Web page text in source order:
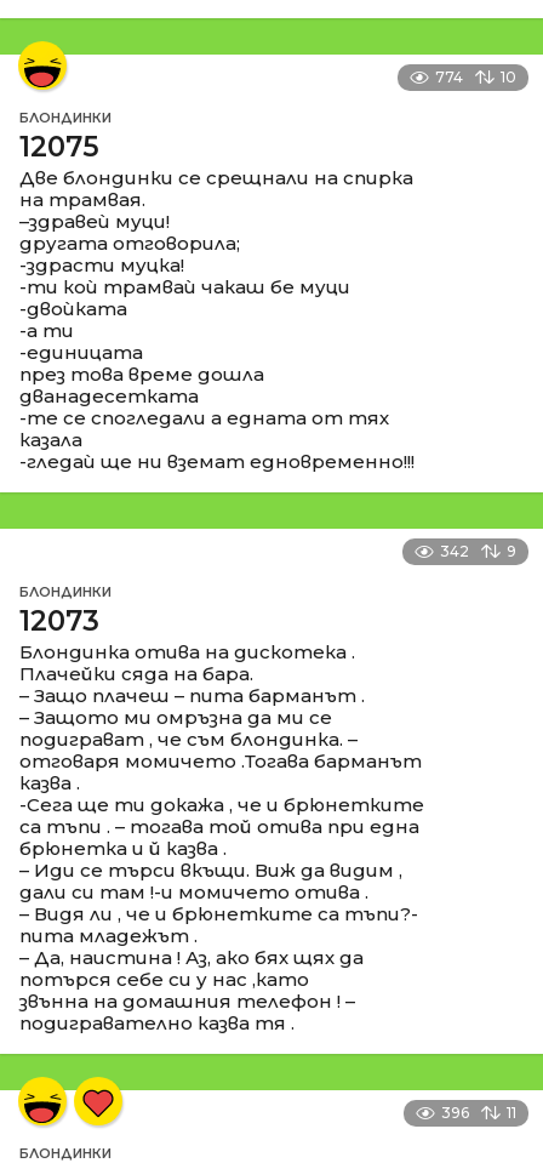
774 10
БЛОНДИНКИ
12075
Две блондинки се срещнали на спирка
на трамвая.
–здравеѝ муци!
другата отговорила;
-здрасти муцка!
-ти коѝ трамваѝ чакаш бе муци
-двоѝката
-а ти
-единицата
през това време дошла
дванадесетката
-те се спогледали а едната от тях
казала
-гледаѝ ще ни вземат едновременно!!!
342 9
БЛОНДИНКИ
12073
Блондинка отива на дискотека .
Плачейки сяда на бара.
– Защо плачеш – пита барманът .
– Защото ми омръзна да ми се
подиграват , че съм блондинка. –
отговаря момичето .Тогава барманът
казва .
-Сега ще ти докажа , че и брюнетките
са тъпи . – тогава той отива при една
брюнетка и й казва .
– Иди се търси вкъщи. Виж да видим ,
дали си там !-и момичето отива .
– Видя ли , че и брюнетките са тъпи?-
пита младежът .
– Да, наистина ! Аз, ако бях щях да
потърся себе си у нас ,като
звънна на домашния телефон ! –
подигравателно казва тя .
396 11
БЛОНДИНКИ